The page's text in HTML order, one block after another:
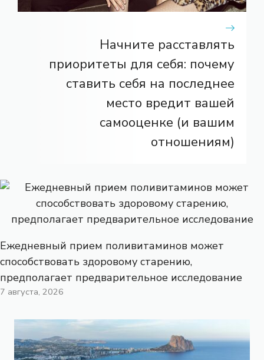
Начните расставлять
приоритеты для себя: почему
ставить себя на последнее
место вредит вашей
самооценке (и вашим
отношениям)
Ежедневный прием поливитаминов может
способствовать здоровому старению,
предполагает предварительное исследование
7 августа, 2026